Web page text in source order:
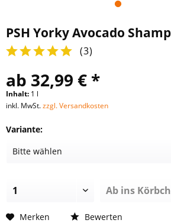
PSH Yorky Avocado
(3)
ab 32,99 € *
Inhalt: 1 l
inkl. MwSt.zzgl. Versandkosten
Variante:
Ab ins
Merken Bewerten